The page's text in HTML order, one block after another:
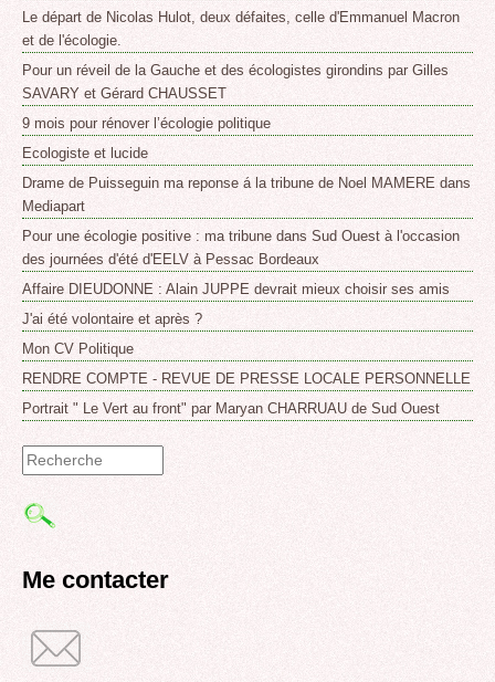
Le départ de Nicolas Hulot, deux défaites, celle d'Emmanuel Macron
et de l'écologie.
Pour un réveil de la Gauche et des écologistes girondins par Gilles
SAVARY et Gérard CHAUSSET
9 mois pour rénover l’écologie politique
Ecologiste et lucide
Drame de Puisseguin ma reponse á la tribune de Noel MAMERE dans
Mediapart
Pour une écologie positive : ma tribune dans Sud Ouest à l'occasion
des journées d'été d'EELV à Pessac Bordeaux
Affaire DIEUDONNE : Alain JUPPE devrait mieux choisir ses amis
J'ai été volontaire et après ?
Mon CV Politique
RENDRE COMPTE - REVUE DE PRESSE LOCALE PERSONNELLE
Portrait " Le Vert au front" par Maryan CHARRUAU de Sud Ouest
Formulaire
de
recherche
Me contacter